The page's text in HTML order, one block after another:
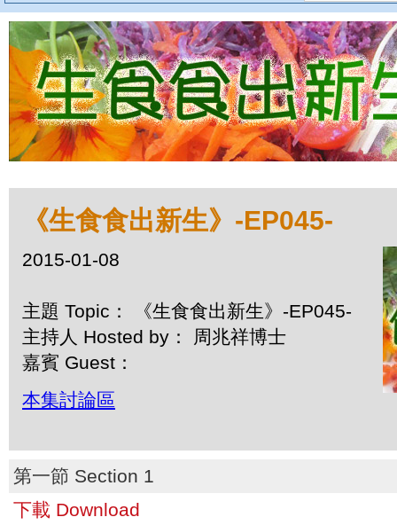
《生食食出新生》-EP045-
2015-01-08
主題 Topic： 《生食食出新生》-EP045-
主持人 Hosted by： 周兆祥博士
嘉賓 Guest：
本集討論區
第一節 Section 1
下載 Download